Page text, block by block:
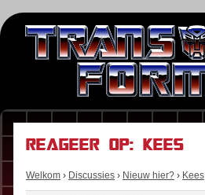
Reageer op: Kees
Welkom › Discussies › Nieuw hier? › Kees